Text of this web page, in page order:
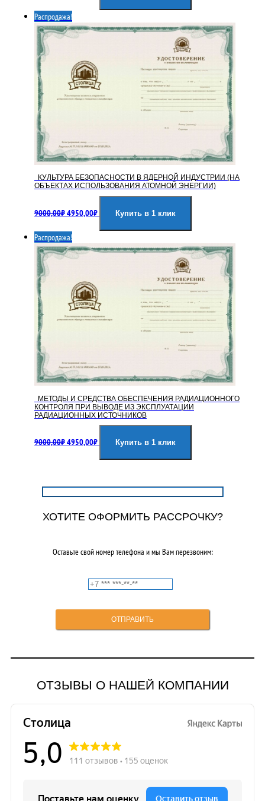
9000,00₽.
Распродажа!
КУЛЬТУРА БЕЗОПАСНОСТИ В ЯДЕРНОЙ ИНДУСТРИИ (НА
ОБЪЕКТАХ ИСПОЛЬЗОВАНИЯ АТОМНОЙ ЭНЕРГИИ)
9000,00₽цена
9000,00₽.
4950,00₽цена:
Купить в 1 клик
Распродажа!
МЕТОДЫ И СРЕДСТВА ОБЕСПЕЧЕНИЯ РАДИАЦИОННОГО
КОНТРОЛЯ ПРИ ВЫВОДЕ ИЗ ЭКСПЛУАТАЦИИ
РАДИАЦИОННЫХ ИСТОЧНИКОВ
9000,00₽цена
4950,00₽цена:
Купить в 1 клик
ХОТИТЕ ОФОРМИТЬ РАССРОЧКУ?
Оставьте свой номер телефона и мы Вам перезвоним:
ОТЗЫВЫ О НАШЕЙ КОМПАНИИ